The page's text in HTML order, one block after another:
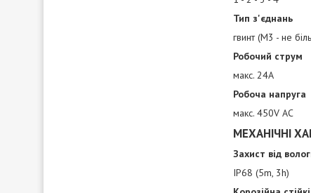
Тип з'єднань
гвинт (M3 - не
Робочий струм
макс. 24A
Робоча напруга
макс. 450V AC
МЕХАНІЧНІ
Захист від
IP68 (5m, 3h)